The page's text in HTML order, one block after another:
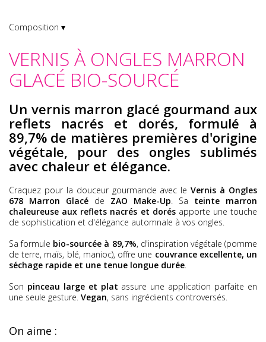
Composition ▾
VERNIS À ONGLES MARRON
GLACÉ BIO-SOURCÉ
Un vernis marron glacé gourmand aux
reflets nacrés et dorés, formulé à
89,7% de matières premières d'origine
végétale, pour des ongles sublimés
avec chaleur et élégance.
Craquez pour la douceur gourmande avec leVernis à Ongles
678 Marron Glacé de ZAO Make-Up. Sa teinte marron
chaleureuse aux reflets nacrés et dorésapporte une touche
de sophistication et d'élégance automnale à vos ongles.
Sa formule bio-sourcée à 89,7%, d'inspiration végétale (pomme
de terre, maïs, blé, manioc), offre une couvrance excellente, un
séchage rapide et une tenue longue durée.
Son pinceau large et plat assure une application parfaite en
une seule gesture. Vegan, sans ingrédients controversés.
On aime :